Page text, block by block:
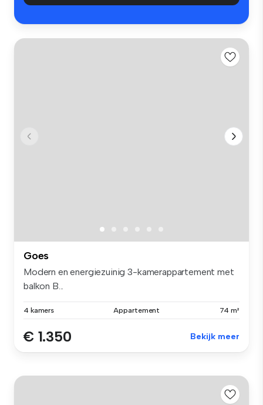
Goes
Modern en energiezuinig 3-kamerappartement met
balkon B...
4 kamers Appartement 74 m²
€ 1.350 Bekijk meer